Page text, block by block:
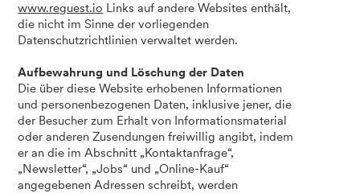
www.reguest.io Links auf andere Websites enthält,
die nicht im Sinne der vorliegenden
Datenschutzrichtlinien verwaltet werden.
Aufbewahrung und Löschung der Daten
Die über diese Website erhobenen Informationen
und personenbezogenen Daten, inklusive jener, die
der Besucher zum Erhalt von Informationsmaterial
oder anderen Zusendungen freiwillig angibt, indem
er an die im Abschnitt „Kontaktanfrage“,
„Newsletter“, „Jobs“ und „Online-Kauf“
angegebenen Adressen schreibt, werden